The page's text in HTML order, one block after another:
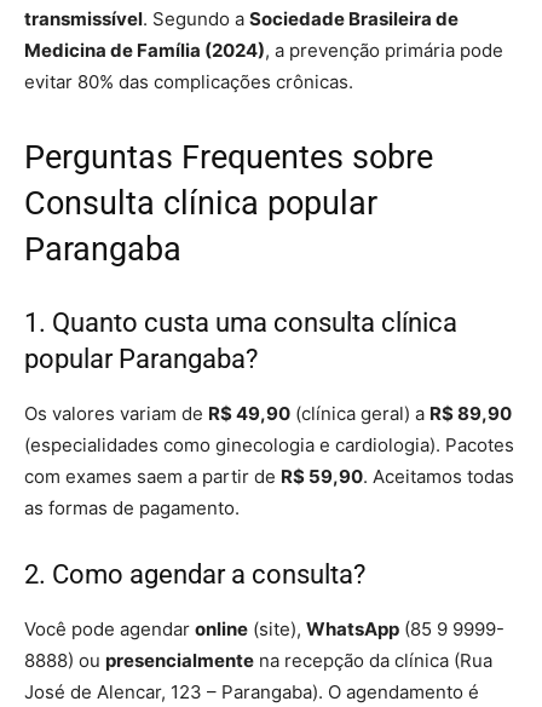
transmissível. Segundo a Sociedade Brasileira de
Medicina de Família (2024), a prevenção primária pode
evitar 80% das complicações crônicas.
Perguntas Frequentes sobre
Consulta clínica popular
Parangaba
1. Quanto custa uma consulta clínica
popular Parangaba?
Os valores variam de R$ 49,90 (clínica geral) a R$ 89,90
(especialidades como ginecologia e cardiologia). Pacotes
com exames saem a partir de R$ 59,90. Aceitamos todas
as formas de pagamento.
2. Como agendar a consulta?
Você pode agendar online (site), WhatsApp (85 9 9999-
8888) ou presencialmente na recepção da clínica (Rua
José de Alencar, 123 – Parangaba). O agendamento é